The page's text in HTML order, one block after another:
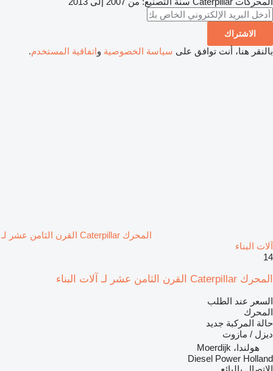
الاشتراك
بالنقر هنا، أنت توافق على سياسة الخصوصية واتفاقية المستخدم.
المحرك Caterpillar القرن الثامن عشر لـ
آلات البناء
14
المحرك Caterpillar القرن الثامن عشر لـ آلات البناء
السعر عند الطلب
المحرك
حالة المركبة جديد
ديزل / مازوت
هولندا، Moerdijk
Diesel Power Holland
الاتصال بالبائع